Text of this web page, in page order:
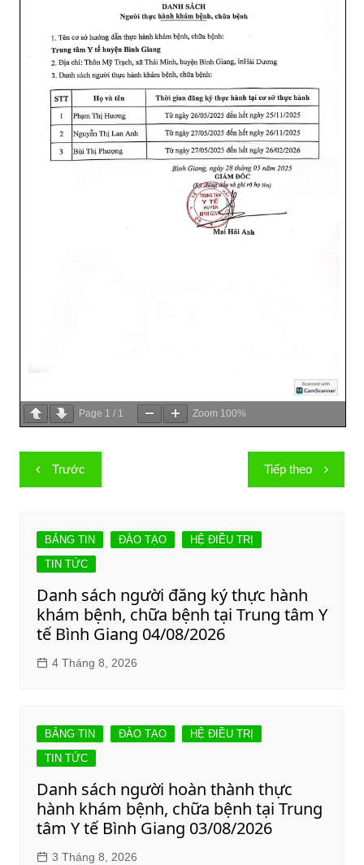
Page 1 / 1 Zoom 100%
Điều
hướng
viết
Trước Tiếp theo
BẢNG TIN ĐÀO TẠO
HỆ ĐIỀU TRỊ
TIN TỨC
Danh sách người đăng ký thực hành
khám bệnh, chữa bệnh tại Trung tâm Y
tế Bình Giang 04/08/2026
4 Tháng 8, 2026
BẢNG TIN ĐÀO TẠO
HỆ ĐIỀU TRỊ
TIN TỨC
Danh sách người hoàn thành thực
hành khám bệnh, chữa bệnh tại Trung
tâm Y tế Bình Giang 03/08/2026
3 Tháng 8, 2026